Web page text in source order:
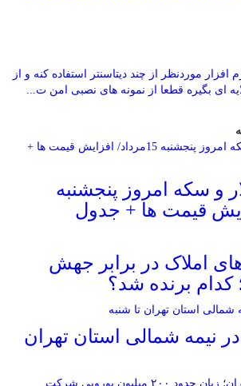
موردنظر از چند دیتاسنتر استفاده کنه و از
ای بگیره قطعا از نمونه های نصبی امن ت...
و سکه امروز پنجشنبه
املاک در برابر جهش
برنده شد؟
در نیمه شمالی استان تهران